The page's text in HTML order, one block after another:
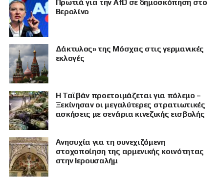
Πρωτιά για την AfD σε δημοσκόπηση στο
Βερολίνο
Δάκτυλος» της Μόσχας στις γερμανικές
εκλογές
Η Ταϊβάν προετοιμάζεται για πόλεμο –
Ξεκίνησαν οι μεγαλύτερες στρατιωτικές
ασκήσεις με σενάρια κινεζικής εισβολής
Ανησυχία για τη συνεχιζόμενη
στοχοποίηση της αρμενικής κοινότητας
στην Ιερουσαλήμ